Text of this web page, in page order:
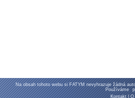
Na obsah tohoto webu si FATYM nevyhrazuje žádná
Používáme
Kontakt|O